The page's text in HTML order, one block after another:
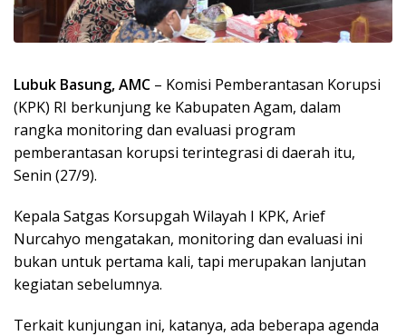
Lubuk Basung, AMC – Komisi Pemberantasan Korupsi
(KPK) RI berkunjung ke Kabupaten Agam, dalam
rangka monitoring dan evaluasi program
pemberantasan korupsi terintegrasi di daerah itu,
Senin (27/9).
Kepala Satgas Korsupgah Wilayah I KPK, Arief
Nurcahyo mengatakan, monitoring dan evaluasi ini
bukan untuk pertama kali, tapi merupakan lanjutan
kegiatan sebelumnya.
Terkait kunjungan ini, katanya, ada beberapa agenda